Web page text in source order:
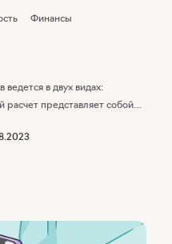
Финансы
в двух видах:
представляет собой
между двумя счетами.